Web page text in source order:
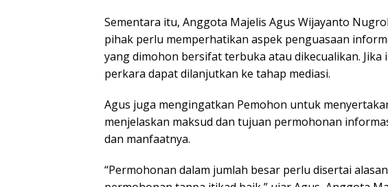
Sementara itu, Anggota Majelis Agus Wijayanto
pihak perlu memperhatikan aspek penguasaan
yang dimohon bersifat terbuka atau dikecualikan.
perkara dapat dilanjutkan ke tahap mediasi.
Agus juga mengingatkan Pemohon untuk
menjelaskan maksud dan tujuan permohonan
dan manfaatnya.
“Permohonan dalam jumlah besar perlu disertai